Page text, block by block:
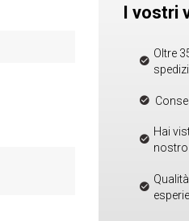
I vostri
Oltre
Hai
nostro